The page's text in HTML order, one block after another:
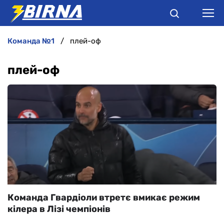
АНАЛІТИКА
ІНТЕРВ'Ю
БУКМЕКЕРИ
команда №1 плей-оф
плей-оф
Команда Гвардіоли втретє вмикає режим
кілера в Лізі чемпіонів